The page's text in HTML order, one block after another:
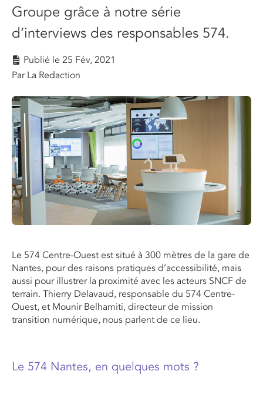
Groupe grâce à notre série
d’interviews des responsables 574.
Publié le 25 Fév, 2021
Par La Redaction
Le 574 Centre-Ouest est situé à 300 mètres de la gare de
Nantes, pour des raisons pratiques d’accessibilité, mais
aussi pour illustrer la proximité avec les acteurs SNCF de
terrain. Thierry Delavaud, responsable du 574 Centre-
Ouest, et Mounir Belhamiti, directeur de mission
transition numérique, nous parlent de ce lieu.
Le 574 Nantes, en quelques mots ?